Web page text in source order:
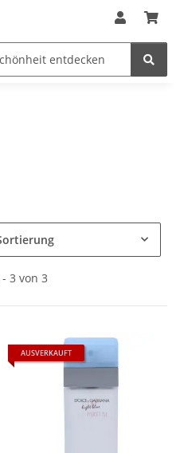
3 von 3
AUSVERKAUFT